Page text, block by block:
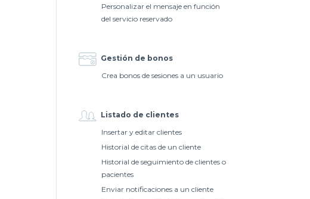
Personalizar el mensaje en función
del servicio reservado
Gestión de bonos
Crea bonos de sesiones a un usuario
Listado de clientes
Insertar y editar clientes
Historial de citas de un cliente
Historial de seguimiento de clientes o
pacientes
Enviar notificaciones a un cliente